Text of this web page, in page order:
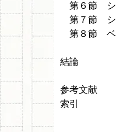
第６節 シ
第７節 シ
第８節 ベ
結論
参考文献
索引